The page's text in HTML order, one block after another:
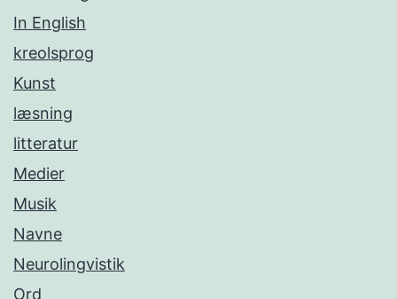
In English
kreolsprog
Kunst
læsning
litteratur
Medier
Musik
Navne
Neurolingvistik
Ord